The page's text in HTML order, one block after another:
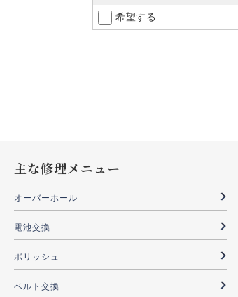
希望する
主な修理メニュー
オーバーホール
電池交換
ポリッシュ
ベルト交換